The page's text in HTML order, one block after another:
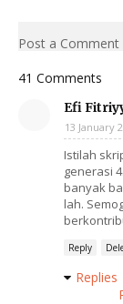
Post a Comment
41 Comments
Efi
13 January
Istilah
generasi
banyak
lah.
Reply
Replies